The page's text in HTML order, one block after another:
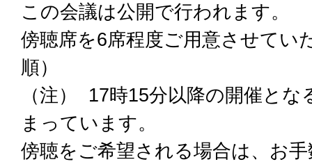
この会議は公開で行われます。
傍聴席を6席程度ご用意させてい
順）
（注） 17時15分以降の開催と
まっています。
傍聴をご希望される場合は、お